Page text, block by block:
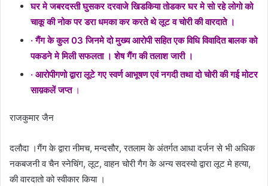
घर मे जबरदस्ती घुसकर दरवाजे खिडकिया तोडकर घर मे सो रहे लोगो को
चाकू की नोक पर डरा धमका कर करते थे लूट व चोरी की वारदाते ।
· गैंग के कुल 03 जिनमे दो मुख्य आरोपी सहित एक विधि विवादित बालक को
पकडने मे मिली सफलता । शेष गैंग की तलाश जारी ।
· आरोपीगणो द्वारा लूटे गए स्वर्ण आभूषण एवं नगदी तथा दो चोरी की गई मोटर
साय़कलें जप्त।
राजकुमार जैन
दलौदा ।गैंग के द्वारा नीमच, मन्दसौर, रतलाम के अंतर्गत आधा दर्जन से भी अधिक
नकबजनी व चैन स्नेचिंग, लूट, वाहन चोरी गैग के अन्य सदस्यो द्वारा लूट मे हत्या,
की वारदातो को स्वीकार किया ।